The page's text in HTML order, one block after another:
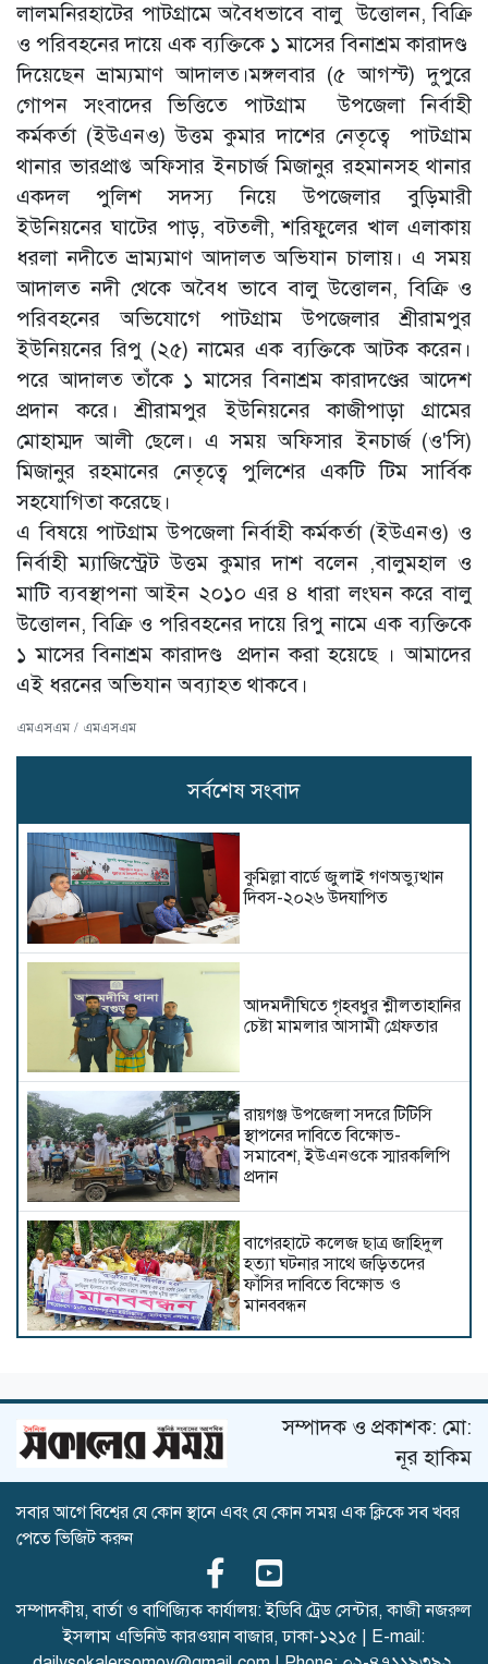
লালমনিরহাটের পাটগ্রামে অবৈধভাবে বালু উত্তোলন, বিক্রি
ও পরিবহনের দায়ে এক ব্যক্তিকে ১ মাসের বিনাশ্রম কারাদণ্ড
দিয়েছেন ভ্রাম্যমাণ আদালত।মঙ্গলবার (৫ আগস্ট) দুপুরে
গোপন সংবাদের ভিত্তিতে পাটগ্রাম উপজেলা নির্বাহী
কর্মকর্তা (ইউএনও) উত্তম কুমার দাশের নেতৃত্বে পাটগ্রাম
থানার ভারপ্রাপ্ত অফিসার ইনচার্জ মিজানুর রহমানসহ থানার
একদল পুলিশ সদস্য নিয়ে উপজেলার বুড়িমারী
ইউনিয়নের ঘাটের পাড়, বটতলী, শরিফুলের খাল এলাকায়
ধরলা নদীতে ভ্রাম্যমাণ আদালত অভিযান চালায়। এ সময়
আদালত নদী থেকে অবৈধ ভাবে বালু উত্তোলন, বিক্রি ও
পরিবহনের অভিযোগে পাটগ্রাম উপজেলার শ্রীরামপুর
ইউনিয়নের রিপু (২৫) নামের এক ব্যক্তিকে আটক করেন।
পরে আদালত তাঁকে ১ মাসের বিনাশ্রম কারাদণ্ডের আদেশ
প্রদান করে। শ্রীরামপুর ইউনিয়নের কাজীপাড়া গ্রামের
মোহাম্মদ আলী ছেলে। এ সময় অফিসার ইনচার্জ (ও'সি)
মিজানুর রহমানের নেতৃত্বে পুলিশের একটি টিম সার্বিক
সহযোগিতা করেছে।
এ বিষয়ে পাটগ্রাম উপজেলা নির্বাহী কর্মকর্তা (ইউএনও) ও
নির্বাহী ম্যাজিস্ট্রেট উত্তম কুমার দাশ বলেন ,বালুমহাল ও
মাটি ব্যবস্থাপনা আইন ২০১০ এর ৪ ধারা লংঘন করে বালু
উত্তোলন, বিক্রি ও পরিবহনের দায়ে রিপু নামে এক ব্যক্তিকে
১ মাসের বিনাশ্রম কারাদণ্ড প্রদান করা হয়েছে । আমাদের
এই ধরনের অভিযান অব্যাহত থাকবে।
এমএসএম / এমএসএম
সর্বশেষ সংবাদ
কুমিল্লা বার্ডে জুলাই গণঅভ্যুত্থান
দিবস-২০২৬ উদযাপিত
আদমদীঘিতে গৃহবধুর শ্লীলতাহানির
চেষ্টা মামলার আসামী গ্রেফতার
রায়গঞ্জ উপজেলা সদরে টিটিসি
স্থাপনের দাবিতে বিক্ষোভ-
সমাবেশ, ইউএনওকে স্মারকলিপি
প্রদান
বাগেরহাটে কলেজ ছাত্র জাহিদুল
হত্যা ঘটনার সাথে জড়িতদের
ফাঁসির দাবিতে বিক্ষোভ ও
মানববন্ধন
সমাবেশ ও সাংস্কৃতিক অনুষ্ঠান
অনুষ্ঠিত
চাঁদপুরে প্রবাসীকে হত্যার
কুমিল্লায় সোহান হত্যা মামলায়
সম্পাদক ও প্রকাশক: মো:
নূর হাকিম
সবার আগে বিশ্বের যে কোন স্থানে এবং যে কোন সময় এক ক্লিকে সব খবর
পেতে ভিজিট করুন
সম্পাদকীয়, বার্তা ও বাণিজ্যিক কার্যালয়: ইডিবি ট্রেড সেন্টার, কাজী নজরুল
ইসলাম এভিনিউ কারওয়ান বাজার, ঢাকা-১২১৫ | E-mail: